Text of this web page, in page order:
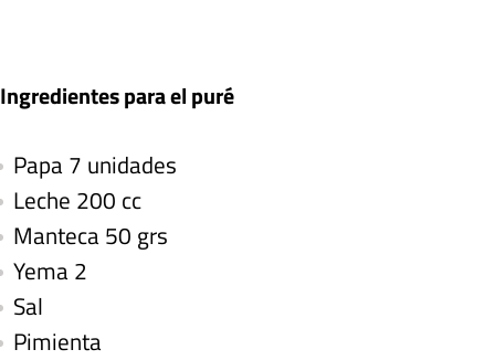
Ingredientes para el puré
Papa 7 unidades
Leche 200 cc
Manteca 50 grs
Yema 2
Sal
Pimienta